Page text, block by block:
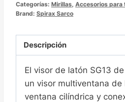
Categorías: Mirillas, Accesorios para
Brand: Spirax Sarco
Descripción
El visor de latón SG13
un visor multiventana de
ventana cilíndrica y